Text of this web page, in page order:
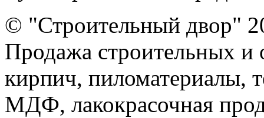
© "Строительный двор"
Продажа строительных и
кирпич, пиломатериалы,
МДФ, лакокрасочная